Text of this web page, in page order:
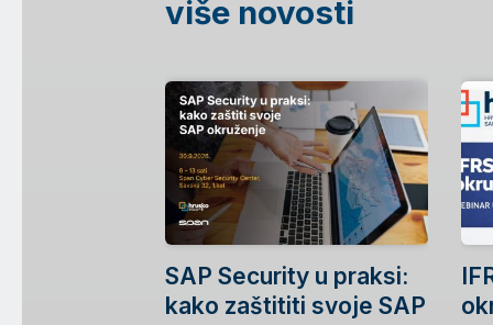
više novosti
SAP Security u praksi:
kako zaštititi svoje SAP